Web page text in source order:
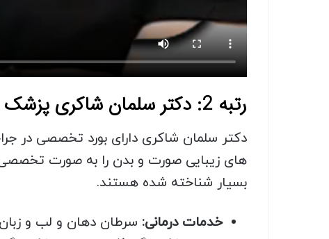
رتبه 2: دکتر سلمان شاکری پزشک جراحی انحراف بینی در شیراز
دکتر سلمان شاکری دارای بورد تخصصی در
های زیبایی صورت و بدن را به صورت تخصصی
بسیار شناخته‌ شده هستند.
خدمات درمانی: سرطان دهان و لب و